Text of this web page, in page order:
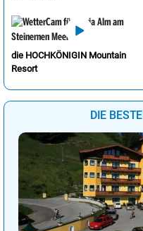
die HOCHKÖNIGIN Mountain
Resort
DIE